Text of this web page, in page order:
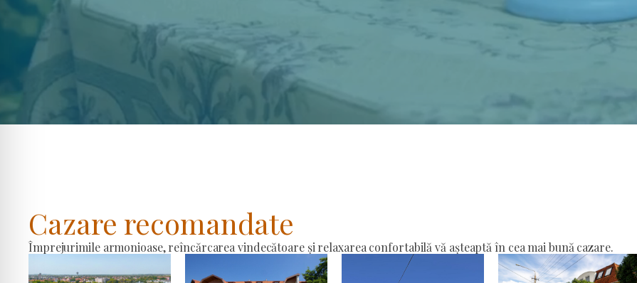
Cazare recomandate
Împrejurimile armonioase, reîncărcarea vindecătoare și relaxarea confortabilă vă așteaptă în cea mai bună cazare.